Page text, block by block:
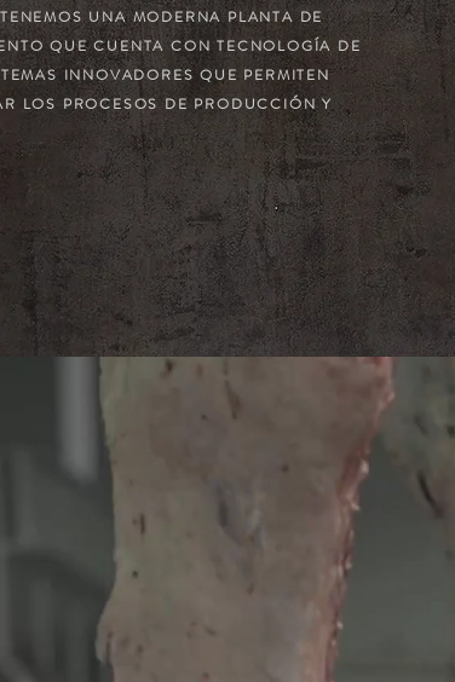
UNA MODERNA PLANTA DE
QUE CUENTA CON TECNOLOGÍA DE
INNOVADORES QUE PERMITEN
LOS PROCESOS DE PRODUCCIÓN Y